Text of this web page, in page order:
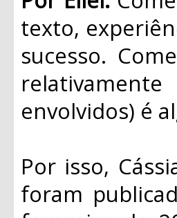
texto,
sucesso.
envolvidos) é
Por isso,
foram